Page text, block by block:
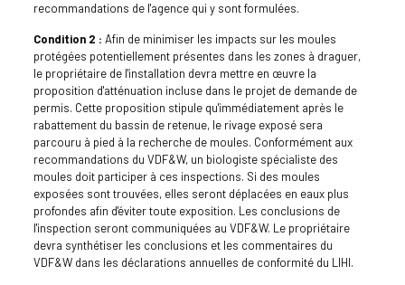
recommandations de l'agence qui y sont formulées.
Condition 2 : Afin de minimiser les impacts sur les moules
protégées potentiellement présentes dans les zones à draguer,
le propriétaire de l'installation devra mettre en œuvre la
proposition d'atténuation incluse dans le projet de demande de
permis. Cette proposition stipule qu'immédiatement après le
rabattement du bassin de retenue, le rivage exposé sera
parcouru à pied à la recherche de moules. Conformément aux
recommandations du VDF&W, un biologiste spécialiste des
moules doit participer à ces inspections. Si des moules
exposées sont trouvées, elles seront déplacées en eaux plus
profondes afin d'éviter toute exposition. Les conclusions de
l'inspection seront communiquées au VDF&W. Le propriétaire
devra synthétiser les conclusions et les commentaires du
VDF&W dans les déclarations annuelles de conformité du LIHI.